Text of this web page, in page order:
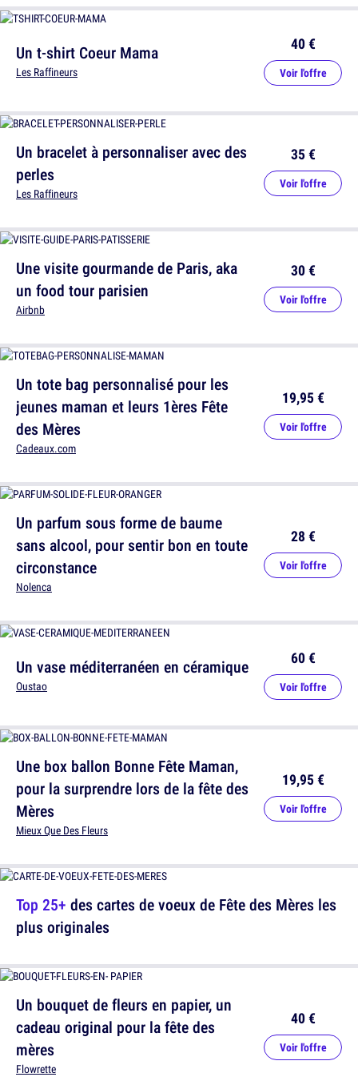
Une visite gourmande de Paris, aka
un food tour parisien
Airbnb
30 €
Voir l'offre
Un parfum sous forme de baume
sans alcool, pour sentir bon en toute
circonstance
Nolenca
28 €
Voir l'offre
Une box ballon Bonne Fête Maman,
pour la surprendre lors de la fête des
Mères
Mieux Que Des Fleurs
19,95 €
Voir l'offre
Un bouquet de fleurs en papier, un
cadeau original pour la fête des
mères
Flowrette
40 €
Voir l'offre
Un t-shirt Coeur Mama
Les Raffineurs
40 €
Voir l'offre
Un bracelet à personnaliser avec des
perles
Les Raffineurs
35 €
Voir l'offre
Un tote bag personnalisé pour les
jeunes maman et leurs 1ères Fête
des Mères
Cadeaux.com
19,95 €
Voir l'offre
Un vase méditerranéen en céramique
Oustao
60 €
Voir l'offre
Top 25+ des cartes de voeux de Fête des Mères les
plus originales